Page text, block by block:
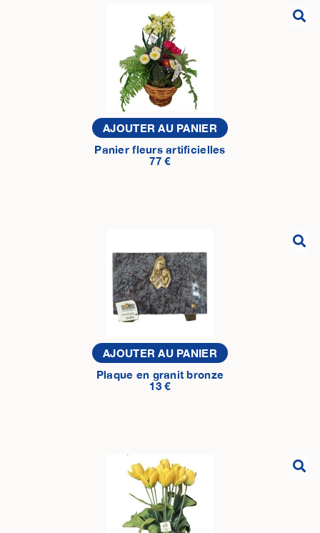
AJOUTER AU PANIER
Panier fleurs artificielles
77 €
AJOUTER AU PANIER
Plaque en granit bronze
13 €